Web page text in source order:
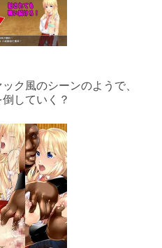
ク風のシーンのようで、
していく？